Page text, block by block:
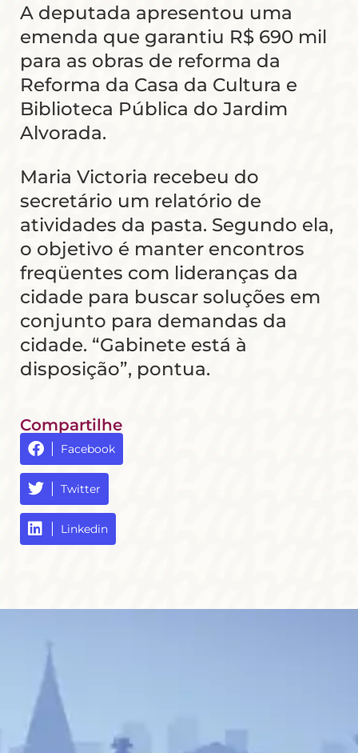
A deputada apresentou uma
emenda que garantiu R$ 690 mil
para as obras de reforma da
Reforma da Casa da Cultura e
Biblioteca Pública do Jardim
Alvorada.
Maria Victoria recebeu do
secretário um relatório de
atividades da pasta. Segundo ela,
o objetivo é manter encontros
freqüentes com lideranças da
cidade para buscar soluções em
conjunto para demandas da
cidade. “Gabinete está à
disposição”, pontua.
Compartilhe
Facebook
Twitter
Linkedin